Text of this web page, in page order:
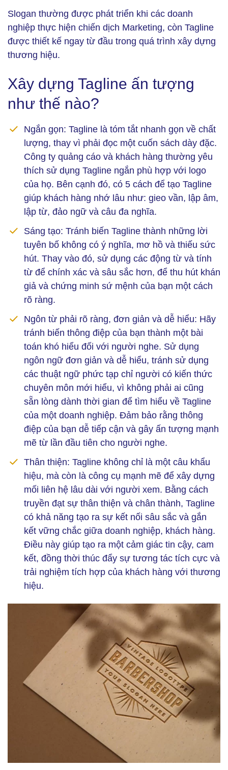
Slogan thường được phát triển khi các doanh
nghiệp thực hiện chiến dịch Marketing, còn Tagline
được thiết kế ngay từ đầu trong quá trình xây dựng
thương hiệu.
Xây dựng Tagline ấn tượng
như thế nào?
Ngắn gọn: Tagline là tóm tắt nhanh gọn về chất
lượng, thay vì phải đọc một cuốn sách dày đặc.
Công ty quảng cáo và khách hàng thường yêu
thích sử dụng Tagline ngắn phù hợp với logo
của họ. Bên cạnh đó, có 5 cách để tạo Tagline
giúp khách hàng nhớ lâu như: gieo vần, lập âm,
lập từ, đảo ngữ và câu đa nghĩa.
Sáng tạo: Tránh biến Tagline thành những lời
tuyên bố không có ý nghĩa, mơ hồ và thiếu sức
hút. Thay vào đó, sử dụng các động từ và tính
từ để chính xác và sâu sắc hơn, để thu hút khán
giả và chứng minh sứ mệnh của bạn một cách
rõ ràng.
Ngôn từ phải rõ ràng, đơn giản và dễ hiểu: Hãy
tránh biến thông điệp của bạn thành một bài
toán khó hiểu đối với người nghe. Sử dụng
ngôn ngữ đơn giản và dễ hiểu, tránh sử dụng
các thuật ngữ phức tạp chỉ người có kiến thức
chuyên môn mới hiểu, vì không phải ai cũng
sẵn lòng dành thời gian để tìm hiểu về Tagline
của một doanh nghiệp. Đảm bảo rằng thông
điệp của bạn dễ tiếp cận và gây ấn tượng mạnh
mẽ từ lần đầu tiên cho người nghe.
Thân thiện: Tagline không chỉ là một câu khẩu
hiệu, mà còn là công cụ mạnh mẽ để xây dựng
mối liên hệ lâu dài với người xem. Bằng cách
truyền đạt sự thân thiện và chân thành, Tagline
có khả năng tạo ra sự kết nối sâu sắc và gắn
kết vững chắc giữa doanh nghiệp, khách hàng.
Điều này giúp tạo ra một cảm giác tin cậy, cam
kết, đồng thời thúc đẩy sự tương tác tích cực và
trải nghiệm tích hợp của khách hàng với thương
hiệu.